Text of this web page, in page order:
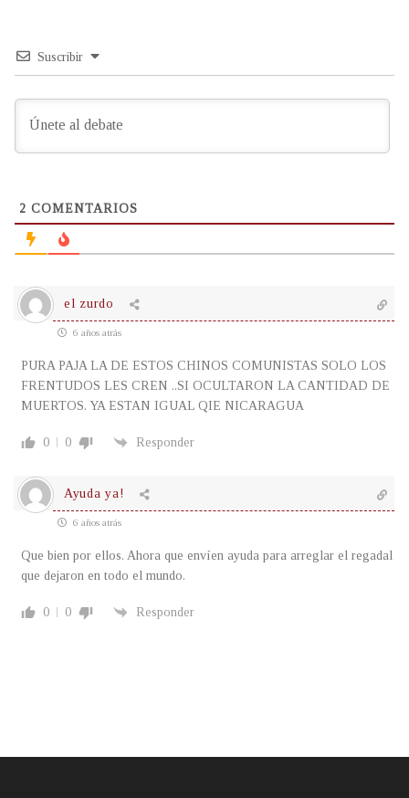
Suscribir
2 COMENTARIOS
el zurdo
6 años atrás
PURA PAJA LA DE ESTOS CHINOS COMUNISTAS SOLO LOS
FRENTUDOS LES CREN ..SI OCULTARON LA CANTIDAD DE
MUERTOS. YA ESTAN IGUAL QIE NICARAGUA
0 0 Responder
Ayuda ya!
6 años atrás
Que bien por ellos. Ahora que envíen ayuda para arreglar el regadal
que dejaron en todo el mundo.
0 0 Responder